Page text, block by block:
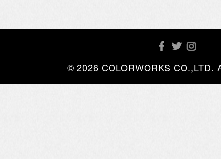
© 2026 COLORWORKS CO.,LTD.